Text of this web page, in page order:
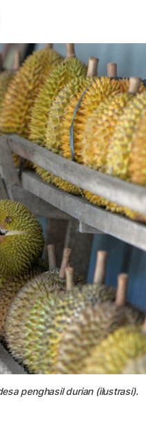
penghasil durian (ilustrasi).